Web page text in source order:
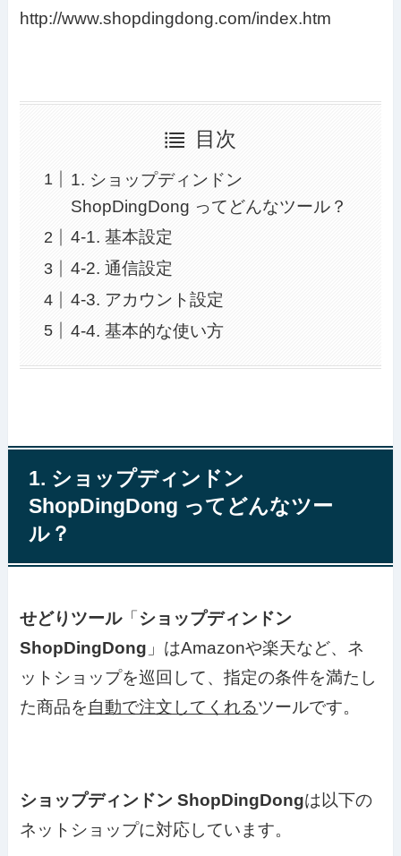
http://www.shopdingdong.com/index.htm
目次
1. ショップディンドン
ShopDingDong ってどんなツール？
4-1. 基本設定
4-2. 通信設定
4-3. アカウント設定
4-4. 基本的な使い方
1. ショップディンドン
ShopDingDong ってどんなツー
ル？
せどりツール「 ショップディンドン
ShopDingDong 」はAmazonや楽天など、ネ
ットショップを巡回して、指定の条件を満たし
た商品を自動で注文してくれるツールです。
ショップディンドン ShopDingDongは以下の
ネットショップに対応しています。